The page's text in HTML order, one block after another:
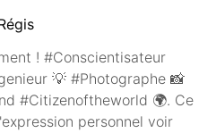
! #Conscientisateur
💡 #Photographe 📸
#Citizenoftheworld 🌍. Ce
personnel voir